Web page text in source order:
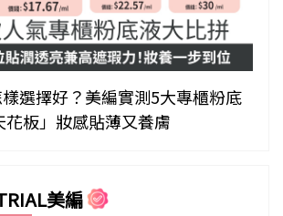
選擇好？美編實測5大專櫃粉底
花板」妝感貼薄又養膚
美編